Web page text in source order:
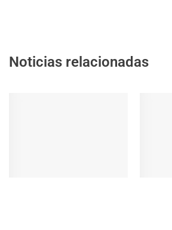
Noticias relacionadas